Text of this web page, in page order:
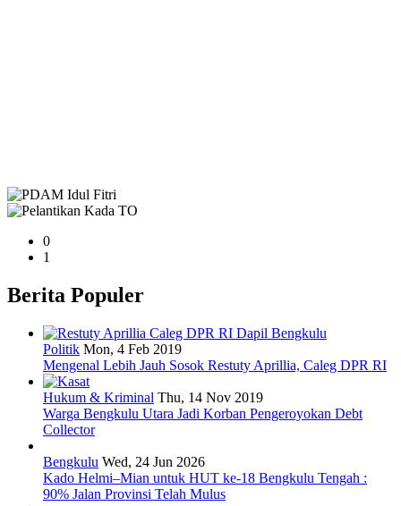
0
1
Berita Populer
Politik Mon, 4 Feb 2019
Mengenal Lebih Jauh Sosok Restuty Aprillia, Caleg DPR RI
Hukum & Kriminal Thu, 14 Nov 2019
Warga Bengkulu Utara Jadi Korban Pengeroyokan Debt
Collector
Bengkulu Wed, 24 Jun 2026
Kado Helmi–Mian untuk HUT ke-18 Bengkulu Tengah :
90% Jalan Provinsi Telah Mulus